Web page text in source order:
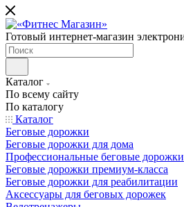
Готовый интернет-магазин
Каталог
По всему сайту
По каталогу
Каталог
Беговые дорожки
Беговые дорожки для дома
Профессиональные беговые дорожки
Беговые дорожки премиум-класса
Беговые дорожки для реабилитации
Аксессуары для беговых дорожек